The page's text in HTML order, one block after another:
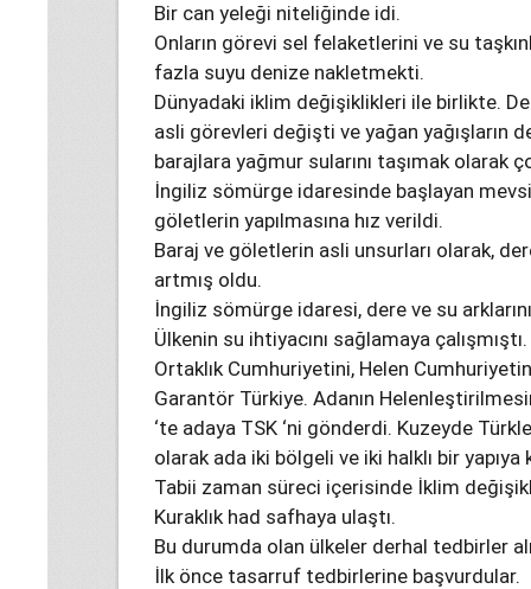
Bir can yeleği niteliğinde idi.
Onların görevi sel felaketlerini ve su
fazla suyu denize nakletmekti.
Dünyadaki iklim değişiklikleri ile birlikte.
asli görevleri değişti ve yağan yağışların
barajlara yağmur sularını taşımak olarak
İngiliz sömürge idaresinde başlayan
göletlerin yapılmasına hız verildi.
Baraj ve göletlerin asli unsurları olarak,
artmış oldu.
İngiliz sömürge idaresi, dere ve su
Ülkenin su ihtiyacını sağlamaya çalışmıştı.
Ortaklık Cumhuriyetini, Helen
Garantör Türkiye. Adanın
‘te adaya TSK ‘ni gönderdi. Kuzeyde
olarak ada iki bölgeli ve iki halklı bir yapıya
Tabii zaman süreci içerisinde İklim
Kuraklık had safhaya ulaştı.
Bu durumda olan ülkeler derhal tedbirler
İlk önce tasarruf tedbirlerine başvurdular.